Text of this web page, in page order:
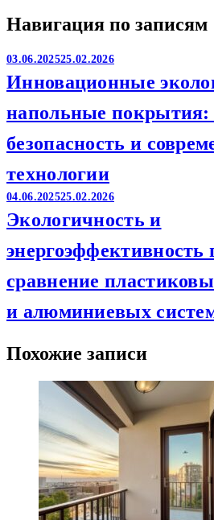
Навигация по записям
03.06.202525.02.2026
Инновационные
напольные покрытия:
безопасность и
технологии
04.06.202525.02.2026
Экологичность и
энергоэффективность
сравнение
и алюминиевых
Похожие записи